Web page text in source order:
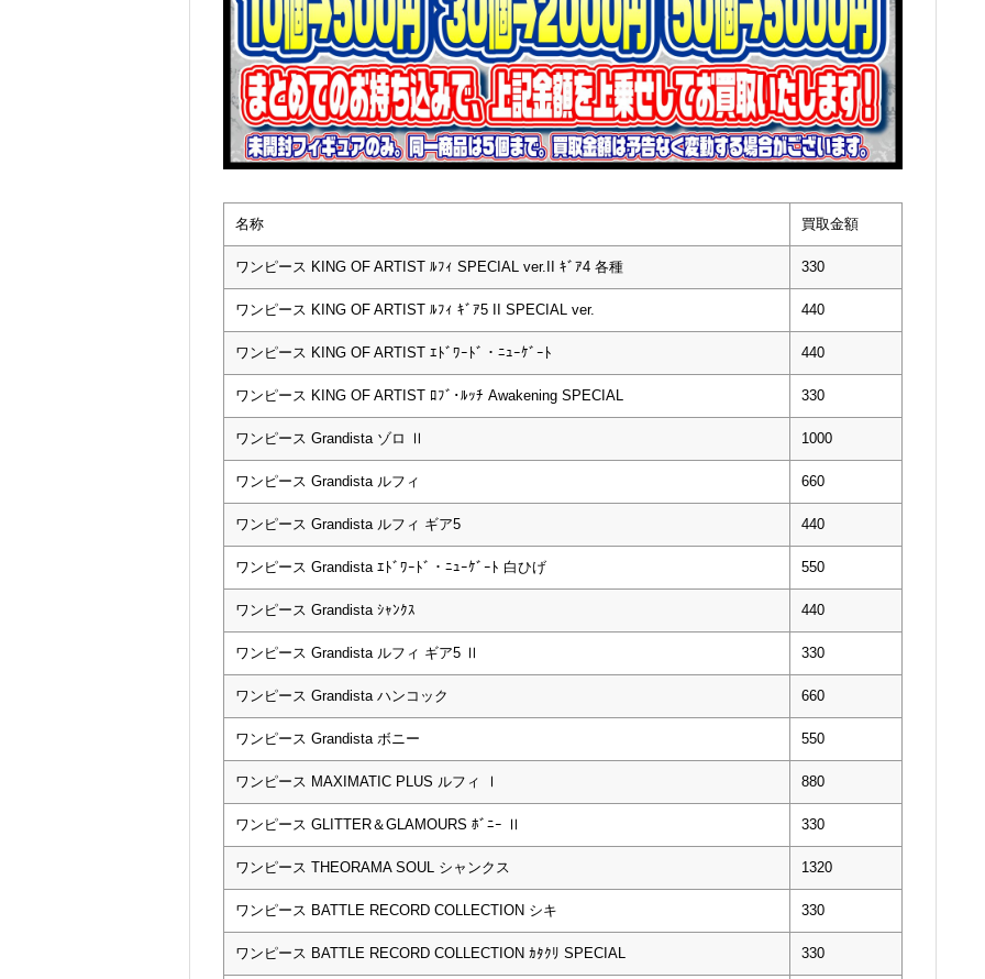
名称 買取金額
ワンピース KING OF ARTIST ﾙﾌｨ SPECIAL ver.II ｷﾞｱ4 各種 330
ワンピース KING OF ARTIST ﾙﾌｨ ｷﾞｱ5 II SPECIAL ver. 440
ワンピース KING OF ARTIST ｴﾄﾞﾜｰﾄﾞ・ﾆｭｰｹﾞｰﾄ 440
ワンピース KING OF ARTIST ﾛﾌﾞ･ﾙｯﾁ Awakening SPECIAL 330
ワンピース Grandista ゾロ Ⅱ 1000
ワンピース Grandista ルフィ 660
ワンピース Grandista ルフィ ギア5 440
ワンピース Grandista ｴﾄﾞﾜｰﾄﾞ・ﾆｭｰｹﾞｰﾄ 白ひげ 550
ワンピース Grandista ｼｬﾝｸｽ 440
ワンピース Grandista ルフィ ギア5 Ⅱ 330
ワンピース Grandista ハンコック 660
ワンピース Grandista ボニー 550
ワンピース MAXIMATIC PLUS ルフィ Ⅰ 880
ワンピース GLITTER＆GLAMOURS ﾎﾞﾆｰ Ⅱ 330
ワンピース THEORAMA SOUL シャンクス 1320
ワンピース BATTLE RECORD COLLECTION シキ 330
ワンピース BATTLE RECORD COLLECTION ｶﾀｸﾘ SPECIAL 330